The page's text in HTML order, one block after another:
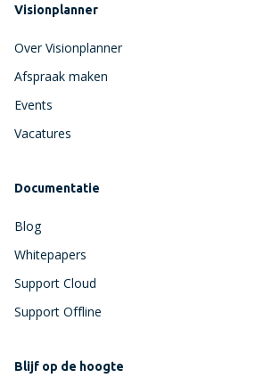
Visionplanner
Over Visionplanner
Afspraak maken
Events
Vacatures
Documentatie
Blog
Whitepapers
Support Cloud
Support Offline
Blijf op de hoogte